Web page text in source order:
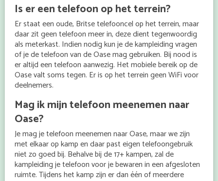
Is er een telefoon op het terrein?
Er staat een oude, Britse telefooncel op het terrein, maar
daar zit geen telefoon meer in, deze dient tegenwoordig
als meterkast. Indien nodig kun je de kampleiding vragen
of je de telefoon van de Oase mag gebruiken. Bij nood is
er altijd een telefoon aanwezig. Het mobiele bereik op de
Oase valt soms tegen. Er is op het terrein geen WiFi voor
deelnemers.
Mag ik mijn telefoon meenemen naar
Oase?
Je mag je telefoon meenemen naar Oase, maar we zijn
met elkaar op kamp en daar past eigen telefoongebruik
niet zo goed bij. Behalve bij de 17+ kampen, zal de
kampleiding je telefoon voor je bewaren in een afgesloten
ruimte. Tijdens het kamp zijn er dan één of meerdere